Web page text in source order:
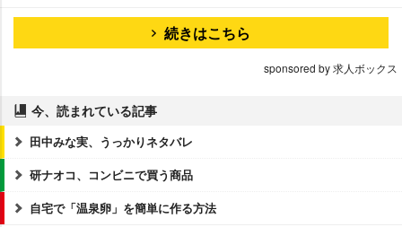
続きはこちら
sponsored by 求人ボックス
今、読まれている記事
田中みな実、うっかりネタバレ
研ナオコ、コンビニで買う商品
自宅で「温泉卵」を簡単に作る方法